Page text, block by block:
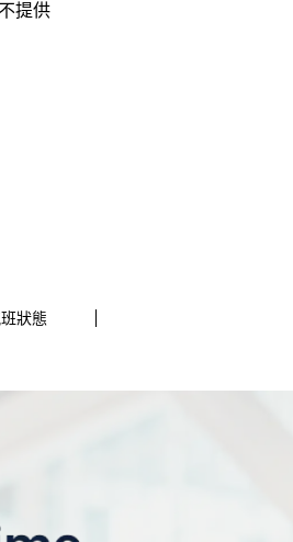
提供
狀態